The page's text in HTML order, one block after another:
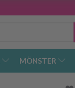
MÖNSTER